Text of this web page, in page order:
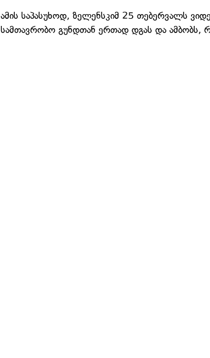
ამის საპასუხოდ, ზელენსკიმ 25 თებერვალს
სამთავრობო გუნდთან ერთად დგას და ამბობს,